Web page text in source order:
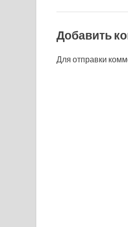
Добавить
Для отправки